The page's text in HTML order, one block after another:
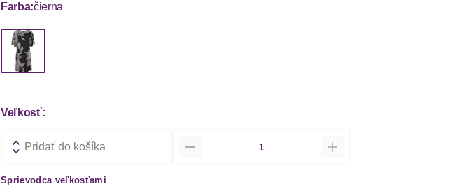
Farba:čierna
Veľkosť:
Pridať do košíka
Sprievodca veľkosťami